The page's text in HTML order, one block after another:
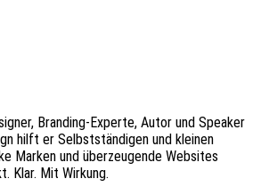
Branding-Experte, Autor und Speaker
hilft er Selbstständigen und kleinen
Marken und überzeugende Websites
Klar. Mit Wirkung.